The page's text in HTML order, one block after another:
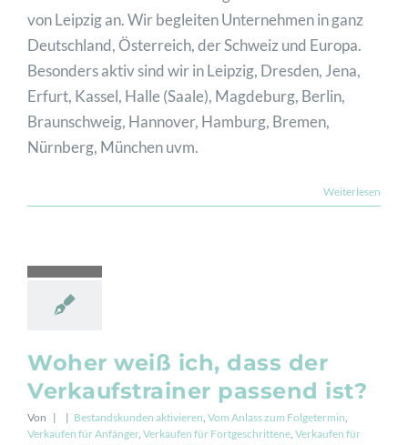
von Leipzig an. Wir begleiten Unternehmen in ganz
Deutschland, Österreich, der Schweiz und Europa.
Besonders aktiv sind wir in Leipzig, Dresden, Jena,
Erfurt, Kassel, Halle (Saale), Magdeburg, Berlin,
Braunschweig, Hannover, Hamburg, Bremen,
Nürnberg, München uvm.
Weiterlesen
Woher weiß ich, dass der
Verkaufstrainer passend ist?
Von | | Bestandskunden aktivieren, Vom Anlass zum Folgetermin,
Verkaufen für Anfänger, Verkaufen für Fortgeschrittene, Verkaufen für